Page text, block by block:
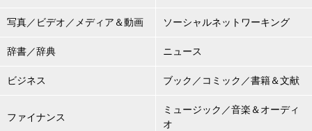
写真／ビデオ／メディア＆動画 ソーシャルネットワーキング
辞書／辞典 ニュース
ビジネス ブック／コミック／書籍＆文献
ファイナンス
ミュージック／音楽＆オーディ
オ